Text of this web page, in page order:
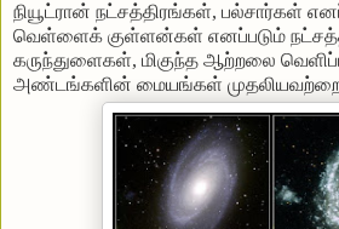
நியூட்ரான் நட்சத்திரங்கள், பல்சார்கள்
வெள்ளைக் குள்ளன்கள் எனப்படும்
கருந்துளைகள், மிகுந்த ஆற்றலை
அண்டங்களின் மையங்கள்